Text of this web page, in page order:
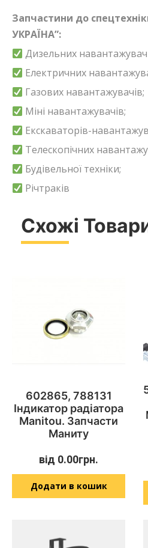
Запчастини до
УКРАЇНА”:
Дизельних
Електричних
Газових навантажувачів;
Міні навантажувачів;
Екскаваторів-
Телескопічних
Будівельної техніки;
Річтраків
Схожі
602865, 788131
Індикатор радіатора
Manitou. Запчасти
Маниту
від 0.00грн.
Додати в кошик